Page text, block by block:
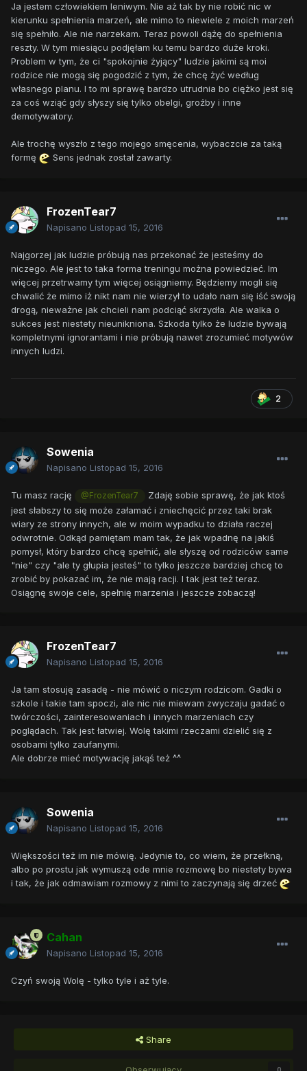
Ja jestem człowiekiem leniwym. Nie aż tak by nie robić nic w
kierunku spełnienia marzeń, ale mimo to niewiele z moich marzeń
się spełniło. Ale nie narzekam. Teraz powoli dążę do spełnienia
reszty. W tym miesiącu podjęłam ku temu bardzo duże kroki.
Problem w tym, że ci "spokojnie żyjący" ludzie jakimi są moi
rodzice nie mogą się pogodzić z tym, że chcę żyć według
własnego planu. I to mi sprawę bardzo utrudnia bo ciężko jest się
za coś wziąć gdy słyszy się tylko obelgi, groźby i inne
demotywatory.
Ale trochę wyszło z tego mojego smęcenia, wybaczcie za taką
formę
Sens jednak został zawarty.
FrozenTear7
Napisano Listopad 15, 2016
Najgorzej jak ludzie próbują nas przekonać że jesteśmy do
niczego. Ale jest to taka forma treningu można powiedzieć. Im
więcej przetrwamy tym więcej osiągniemy. Będziemy mogli się
chwalić że mimo iż nikt nam nie wierzył to udało nam się iść swoją
drogą, nieważne jak chcieli nam podciąć skrzydła. Ale walka o
sukces jest niestety nieunikniona. Szkoda tylko że ludzie bywają
kompletnymi ignorantami i nie próbują nawet zrozumieć motywów
innych ludzi.
2
Sowenia
Napisano Listopad 15, 2016
Tu masz rację @FrozenTear7
Zdaję sobie sprawę, że jak ktoś
jest słabszy to się może załamać i zniechęcić przez taki brak
wiary ze strony innych, ale w moim wypadku to działa raczej
odwrotnie. Odkąd pamiętam mam tak, że jak wpadnę na jakiś
pomysł, który bardzo chcę spełnić, ale słyszę od rodziców same
"nie" czy "ale ty głupia jesteś" to tylko jeszcze bardziej chcę to
zrobić by pokazać im, że nie mają racji. I tak jest też teraz.
Osiągnę swoje cele, spełnię marzenia i jeszcze zobaczą!
FrozenTear7
Napisano Listopad 15, 2016
Ja tam stosuję zasadę - nie mówić o niczym rodzicom. Gadki o
szkole i takie tam spoczi, ale nic nie miewam zwyczaju gadać o
twórczości, zainteresowaniach i innych marzeniach czy
poglądach. Tak jest łatwiej. Wolę takimi rzeczami dzielić się z
osobami tylko zaufanymi.
Ale dobrze mieć motywację jakąś też ^^
Sowenia
Napisano Listopad 15, 2016
Większości też im nie mówię. Jedynie to, co wiem, że przełkną,
albo po prostu jak wymuszą ode mnie rozmowę bo niestety bywa
i tak, że jak odmawiam rozmowy z nimi to zaczynają się drzeć
Cahan
Napisano Listopad 15, 2016
Czyń swoją Wolę - tylko tyle i aż tyle.
Share